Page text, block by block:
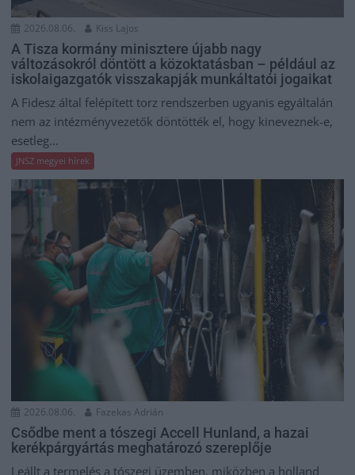
2026.08.06. Kiss Lajos
A Tisza kormány minisztere újabb nagy
változásokról döntött a közoktatásban – például az
iskolaigazgatók visszakapják munkáltatói jogaikat
A Fidesz által felépített torz rendszerben ugyanis egyáltalán
nem az intézményvezetők döntötték el, hogy kineveznek-e,
esetleg...
JNSZ megyei hírek
2026.08.06. Fazekas Adrián
Csődbe ment a tószegi Accell Hunland, a hazai
kerékpárgyártás meghatározó szereplője
Leállt a termelés a tószegi üzemben, miközben a holland